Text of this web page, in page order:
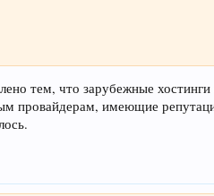
тем, что зарубежные
провайдерам, имеющие